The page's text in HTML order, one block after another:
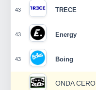
43 TRECE
43 Energy
43 Boing
ONDA CERO